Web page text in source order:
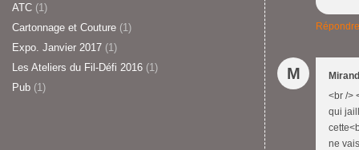
ATC (1)
Cartonnage et Couture (1)
Expo. Janvier 2017 (1)
Les Ateliers du Fil-Défi 2016 (1)
Pub (1)
Répondre
M
<br />
qui
ne